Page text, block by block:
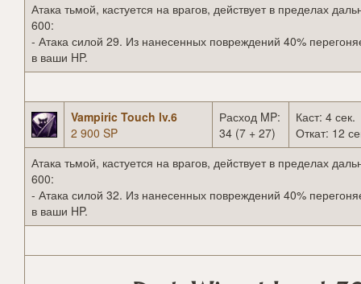
Атака тьмой, кастуется на врагов, действует в пределах
600:
- Атака силой 29. Из нанесенных повреждений 40%
в ваши HP.
Vampiric Touch lv.6
2 900 SP
Расход MP:
34 (7 + 27)
Каст: 4 сек.
Откат: 12
Атака тьмой, кастуется на врагов, действует в пределах
600:
- Атака силой 32. Из нанесенных повреждений 40%
в ваши HP.